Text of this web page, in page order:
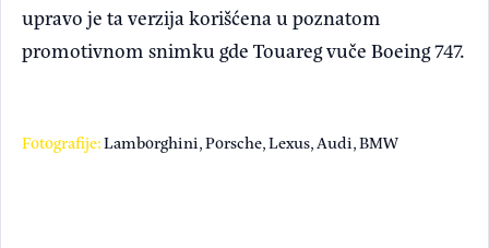
upravo je ta verzija korišćena u poznatom
promotivnom snimku gde Touareg vuče Boeing 747.
Fotografije:Lamborghini, Porsche, Lexus, Audi, BMW